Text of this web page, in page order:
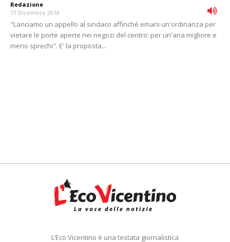
Redazione -
11 Dicembre 2018
"Lanciamo un appello al sindaco affinché emani un'ordinanza per
vietare le porte aperte nei negozi del centro: per un'aria migliore e
meno sprechi". E' la proposta...
L’Eco Vicentino è una testata giornalistica